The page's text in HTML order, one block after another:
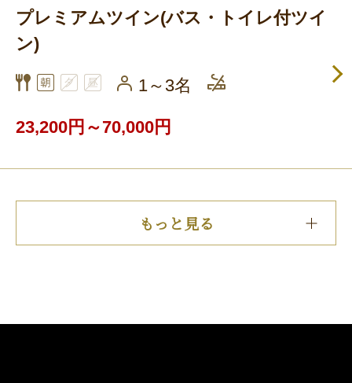
プレミアムツイン(バス・トイレ付ツイ
ン)
1～3名
23,200円～70,000円
もっと見る